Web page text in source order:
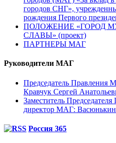
городов СНГ»,
рождения Первого
ПОЛОЖЕНИЕ «ГОРОД
СЛАВЫ» (проект)
ПАРТНЕРЫ МАГ
Руководители МАГ
Председатель Правления
Кравчук Сергей
Заместитель
директор МАГ:
Россия 365